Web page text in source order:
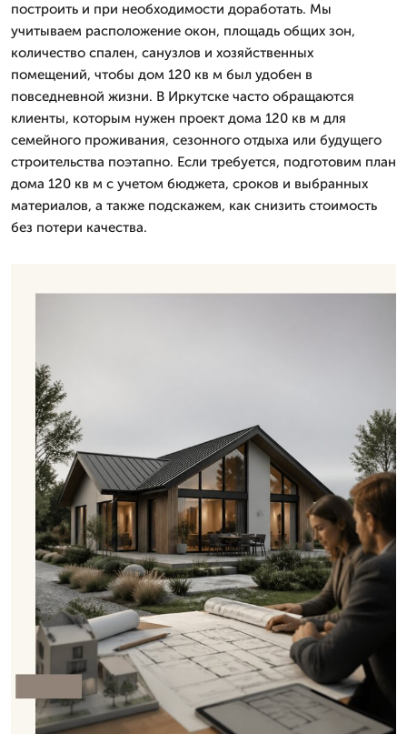
построить и при необходимости доработать. Мы
учитываем расположение окон, площадь общих зон,
количество спален, санузлов и хозяйственных
помещений, чтобы дом 120 кв м был удобен в
повседневной жизни. В Иркутске часто обращаются
клиенты, которым нужен проект дома 120 кв м для
семейного проживания, сезонного отдыха или будущего
строительства поэтапно. Если требуется, подготовим план
дома 120 кв м с учетом бюджета, сроков и выбранных
материалов, а также подскажем, как снизить стоимость
без потери качества.